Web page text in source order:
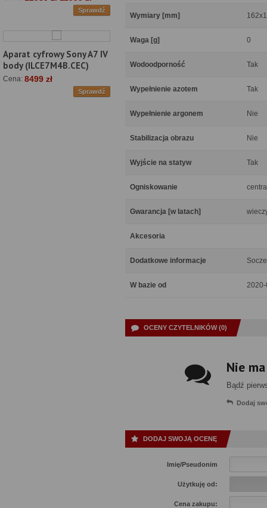
Sprawdź
Aparat cyfrowy Sony A7 IV
body (ILCE7M4B.CEC)
Cena: 8499 zł
Sprawdź
Wymiary [mm]
Waga [g] 0
Wodoodporność Tak
Wypełnienie azotem Tak
Wypełnienie argonem Nie
Stabilizacja obrazu Nie
Wyjście na statyw Tak
Ogniskowanie
Gwarancja [w latach]
Akcesoria
Dodatkowe informacje
W bazie od
OCENY CZYTELNIKÓW (0)
Nie
Bądź
Dodaj
DODAJ SWOJĄ OCENĘ
Imię/Pseudonim
Użytkuję od:
Cena zakupu: